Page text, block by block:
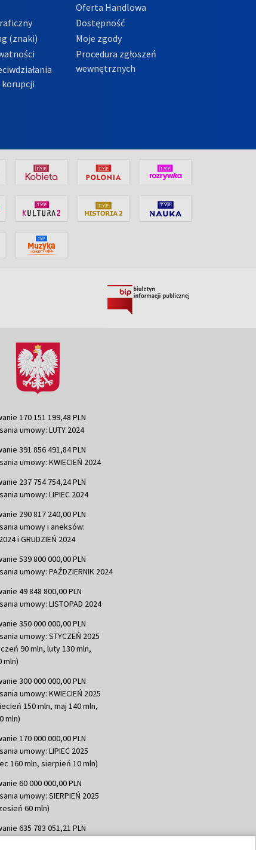
(znaki)
korupcji
Oferta Handlowa
Dostępność
Moje zgody
Procedura zgłoszeń
wewnętrznych
170 151 199,48 PLN
umowy: LUTY 2024
391 856 491,84 PLN
umowy: KWIECIEŃ 2024
237 754 754,24 PLN
umowy: LIPIEC 2024
290 817 240,00 PLN
umowy i aneksów:
i GRUDZIEŃ 2024
539 800 000,00 PLN
umowy: PAŹDZIERNIK 2024
49 848 800,00 PLN
umowy: LISTOPAD 2024
350 000 000,00 PLN
umowy: STYCZEŃ 2025
90 mln, luty 130 mln,
mln)
300 000 000,00 PLN
umowy: KWIECIEŃ 2025
150 mln, maj 140 mln,
mln)
170 000 000,00 PLN
umowy: LIPIEC 2025
160 mln, sierpień 10 mln)
60 000 000,00 PLN
umowy: SIERPIEŃ 2025
60 mln)
635 783 051,21 PLN